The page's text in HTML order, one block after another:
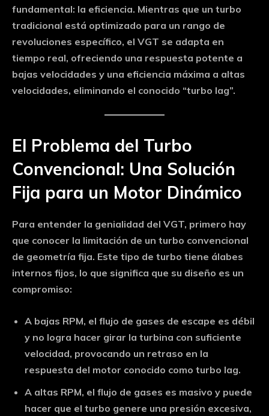
fundamental: la eficiencia. Mientras que un turbo
tradicional está optimizado para un rango de
revoluciones específico, el VGT se adapta en
tiempo real, ofreciendo una respuesta potente a
bajas velocidades y una eficiencia máxima a altas
velocidades, eliminando el conocido “turbo lag”.
El Problema del Turbo
Convencional: Una Solución
Fija para un Motor Dinámico
Para entender la genialidad del VGT, primero hay
que conocer la limitación de un turbo convencional
de geometría fija. Este tipo de turbo tiene álabes
internos fijos, lo que significa que su diseño es un
compromiso:
A bajas RPM, el flujo de gases de escape es débil
y no logra hacer girar la turbina con suficiente
velocidad, provocando un retraso en la
respuesta del motor conocido como turbo lag.
A altas RPM, el flujo de gases es masivo y puede
hacer que el turbo genere una presión excesiva,